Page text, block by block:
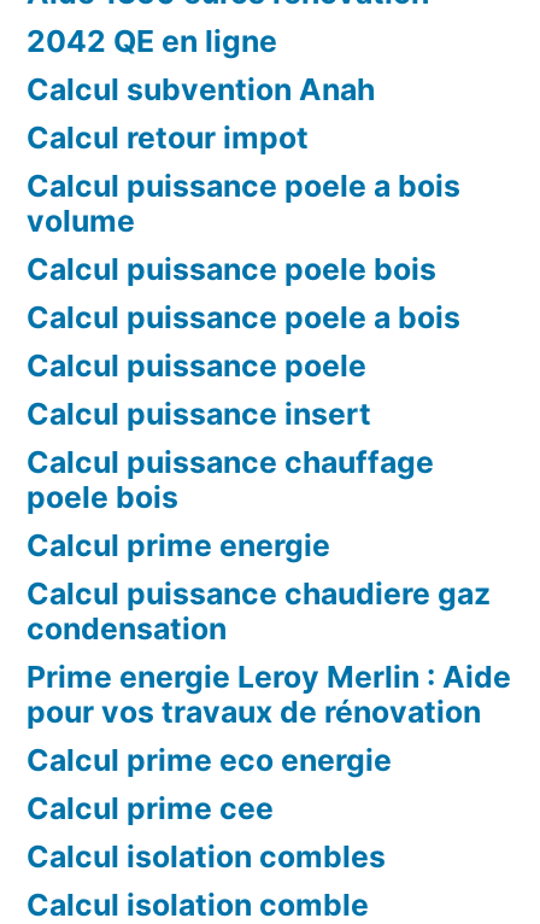
2042 QE en ligne
Calcul subvention Anah
Calcul retour impot
Calcul puissance poele a bois
volume
Calcul puissance poele bois
Calcul puissance poele a bois
Calcul puissance poele
Calcul puissance insert
Calcul puissance chauffage
poele bois
Calcul prime energie
Calcul puissance chaudiere gaz
condensation
Prime energie Leroy Merlin : Aide
pour vos travaux de rénovation
Calcul prime eco energie
Calcul prime cee
Calcul isolation combles
Calcul isolation comble